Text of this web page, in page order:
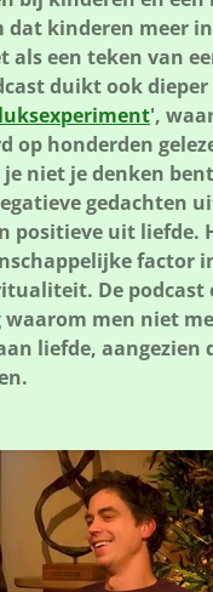
dat kinderen meer
als een teken van
duikt ook
',
op honderden
niet je denken
gedachten
positieve uit liefde.
factor
De
waarom men niet
liefde, aangezien